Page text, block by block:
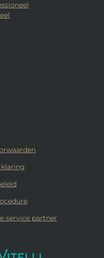
service partner